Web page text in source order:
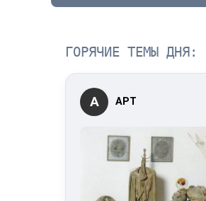
ГОРЯЧИЕ ТЕМЫ ДНЯ:
А АРТ